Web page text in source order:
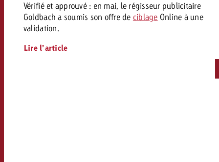
Vérifié et approuvé : en mai, le régisseur publicitaire
Goldbach a soumis son offre de ciblage Online à une
validation.
Lire l’article